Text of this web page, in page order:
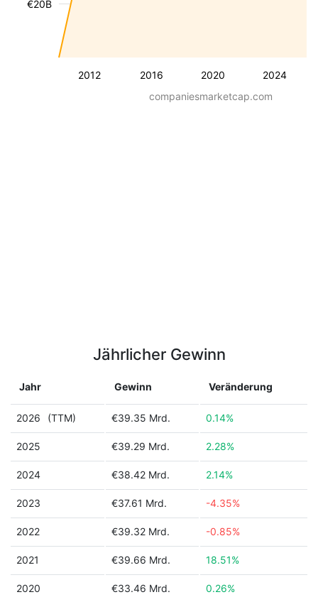
2012 2016 2020 2024
€20B
companiesmarketcap.com
Jährlicher Gewinn
Jahr Gewinn Veränderung
2026 (TTM) €39.35 Mrd. 0.14%
2025 €39.29 Mrd. 2.28%
2024 €38.42 Mrd. 2.14%
2023 €37.61 Mrd. -4.35%
2022 €39.32 Mrd. -0.85%
2021 €39.66 Mrd. 18.51%
2020 €33.46 Mrd. 0.26%